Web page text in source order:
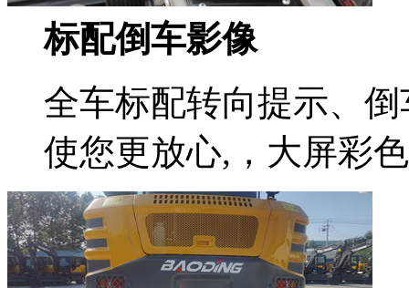
标配倒车影像
全车标配转向提示、
使您更放心,，大屏彩